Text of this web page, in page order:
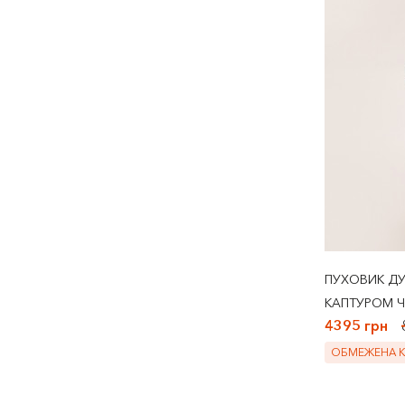
ПУХОВИК
КАПТУРОМ
4395 грн
ОБМЕЖЕНА